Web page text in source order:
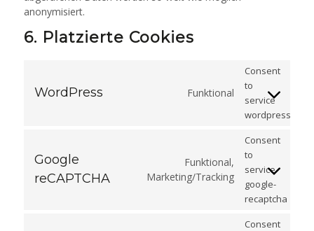
anonymisiert.
6. Platzierte Cookies
WordPress Funktional
Consent
to
service
wordpress
Google
reCAPTCHA
Funktional,
Marketing/Tracking
Consent
to
service
google-
recaptcha
Consent